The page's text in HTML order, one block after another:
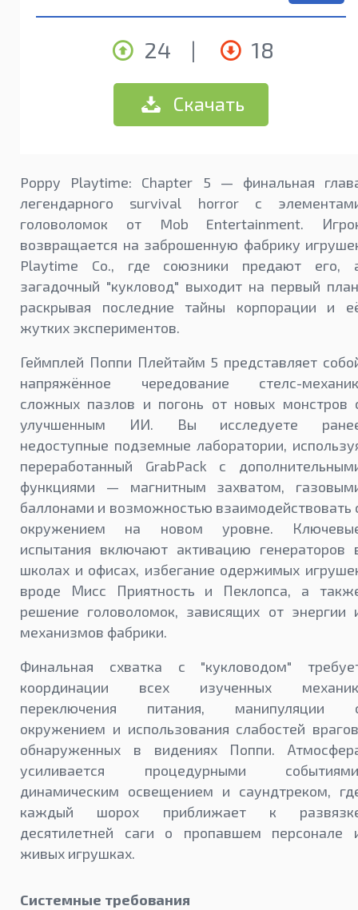
24 | 18
Скачать
Poppy Playtime: Chapter 5 — финальная
легендарного survival horror с
головоломок от Mob Entertainment.
возвращается на заброшенную фабрику
Playtime Co., где союзники предают его,
загадочный "кукловод" выходит на первый
раскрывая последние тайны корпорации и
жутких экспериментов.
Геймплей Поппи Плейтайм 5 представляет
напряжённое чередование стелс-
сложных пазлов и погонь от новых монстров
улучшенным ИИ. Вы исследуете
недоступные подземные лаборатории,
переработанный GrabPack с
функциями — магнитным захватом,
баллонами и возможностью взаимодействовать
окружением на новом уровне.
испытания включают активацию генераторов
школах и офисах, избегание одержимых
вроде Мисс Приятность и Пеклопса, а
решение головоломок, зависящих от энергии
механизмов фабрики.
Финальная схватка с "кукловодом"
координации всех изученных
переключения питания, манипуляции
окружением и использования слабостей
обнаруженных в видениях Поппи.
усиливается процедурными
динамическим освещением и саундтреком,
каждый шорох приближает к
десятилетней саги о пропавшем персонале
живых игрушках.
Системные требования